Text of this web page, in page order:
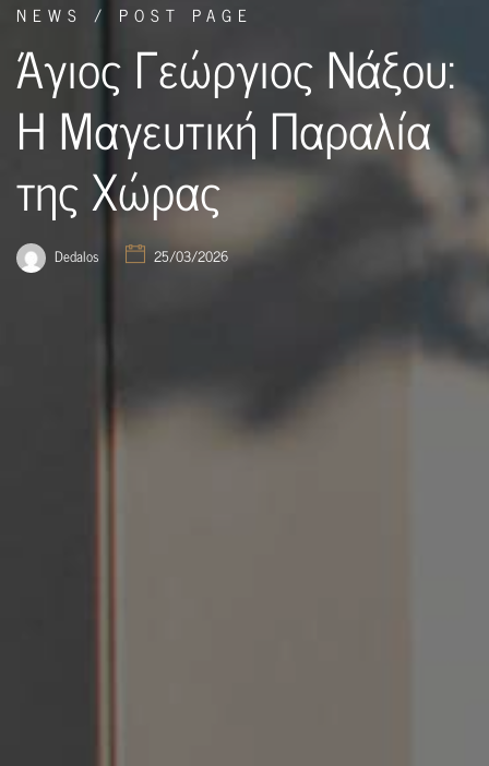
NEWS / POST PAGE
Άγιος Γεώργιος Νάξου:
Η Μαγευτική Παραλία
της Χώρας
Dedalos 25/03/2026